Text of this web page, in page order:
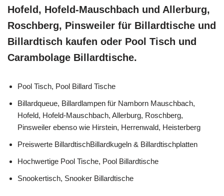
Hofeld, Hofeld-Mauschbach und Allerburg,
Roschberg, Pinsweiler für Billardtische und
Billardtisch kaufen oder Pool Tisch und
Carambolage Billardtische.
Pool Tisch, Pool Billard Tische
Billardqueue, Billardlampen für Namborn Mauschbach,
Hofeld, Hofeld-Mauschbach, Allerburg, Roschberg,
Pinsweiler ebenso wie Hirstein, Herrenwald, Heisterberg
Preiswerte BillardtischBillardkugeln & Billardtischplatten
Hochwertige Pool Tische, Pool Billardtische
Snookertisch, Snooker Billardtische